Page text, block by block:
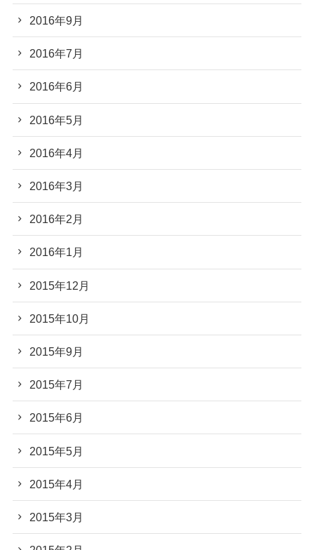
2016年9月
2016年7月
2016年6月
2016年5月
2016年4月
2016年3月
2016年2月
2016年1月
2015年12月
2015年10月
2015年9月
2015年7月
2015年6月
2015年5月
2015年4月
2015年3月